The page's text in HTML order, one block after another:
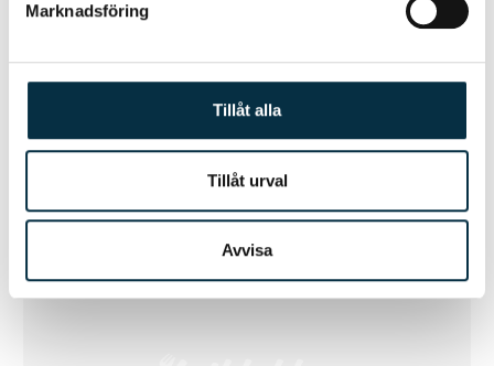
Marknadsföring
Tillåt alla
Tillåt urval
Avvisa